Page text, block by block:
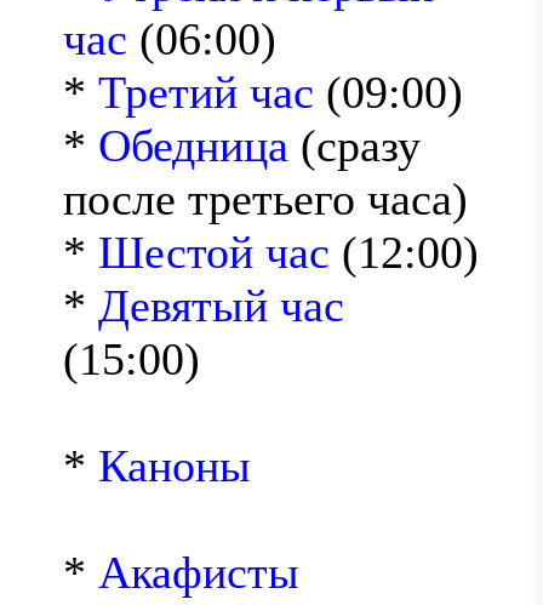
час (06:00)
* Третий час (09:00)
* Обедница (сразу
после третьего часа)
* Шестой час (12:00)
* Девятый час
(15:00)
* Каноны
* Акафисты